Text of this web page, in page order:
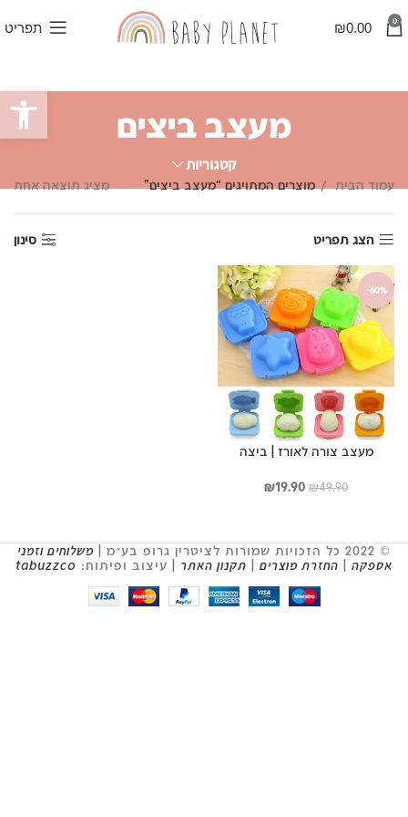
0
₪0.00 תפריט
מעצב ביצים
קטגוריות
עמוד הבית מוצרים המתויגים “מעצב ביצים” מציג תוצאה אחת
הצג תפריט סינון
-60%
מעצב צורה לאורז | ביצה
₪49.90
המחיר₪19.90
המחיר
© 2022 כל הזכויות שמורות לציטרין גרופ בע״מ |
משלוחים וזמני
אספקה
החזרת מוצרים תקנון האתר | עיצוב ופיתוח: tabuzzco
פתח